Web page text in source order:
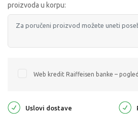
proizvoda u korpu:
Web kredit Raiffeisen banke –
Uslovi dostave